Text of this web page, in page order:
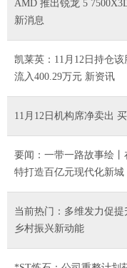
AMD 推出锐龙 5
新消息
凯莱英：11月12日持仓
流入400.29万元 新资讯
11月12日机构席净卖出
要闻：一带一路故事绘
特打造百亿元现代化新城
当前热门：多维发力促提
乡村振兴新动能